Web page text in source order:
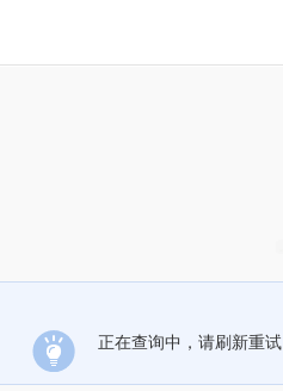
正在查询中，请刷新重试